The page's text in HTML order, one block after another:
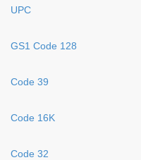
UPC
GS1 Code 128
Code 39
Code 16K
Code 32